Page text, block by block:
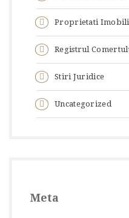
Proprietati
Registrul
Stiri Juridice
Uncategorized
Meta